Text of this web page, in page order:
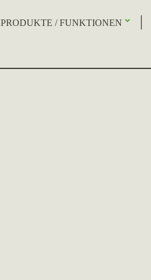
PRODUKTE / FUNKTIONEN